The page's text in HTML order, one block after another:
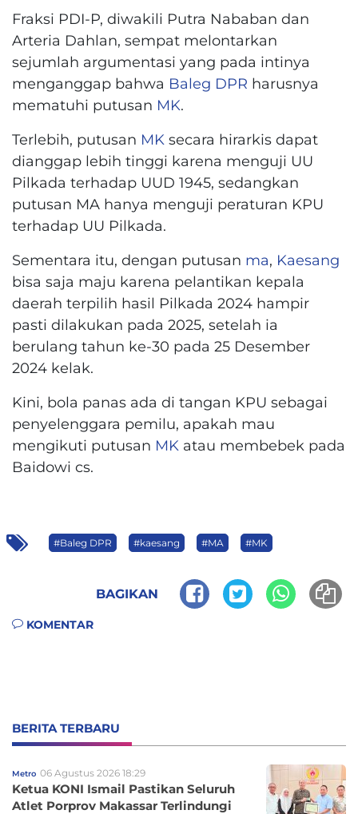
Fraksi PDI-P, diwakili Putra Nababan dan
Arteria Dahlan, sempat melontarkan
sejumlah argumentasi yang pada intinya
menganggap bahwa Baleg DPR harusnya
mematuhi putusan MK.
Terlebih, putusan MK secara hirarkis dapat
dianggap lebih tinggi karena menguji UU
Pilkada terhadap UUD 1945, sedangkan
putusan MA hanya menguji peraturan KPU
terhadap UU Pilkada.
Sementara itu, dengan putusan ma, Kaesang
bisa saja maju karena pelantikan kepala
daerah terpilih hasil Pilkada 2024 hampir
pasti dilakukan pada 2025, setelah ia
berulang tahun ke-30 pada 25 Desember
2024 kelak.
Kini, bola panas ada di tangan KPU sebagai
penyelenggara pemilu, apakah mau
mengikuti putusan MK atau membebek pada
Baidowi cs.
#Baleg DPR #kaesang #MA #MK
BAGIKAN
KOMENTAR
BERITA TERBARU
Metro 06 Agustus 2026 18:29
Ketua KONI Ismail Pastikan Seluruh
Atlet Porprov Makassar Terlindungi